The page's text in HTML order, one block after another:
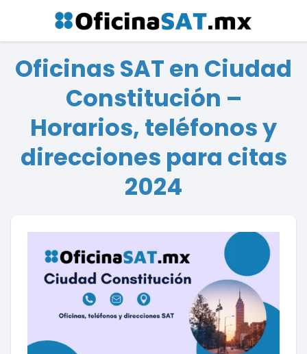
Oficinas SAT en Ciudad
Constitución –
Horarios, teléfonos y
direcciones para citas
2024